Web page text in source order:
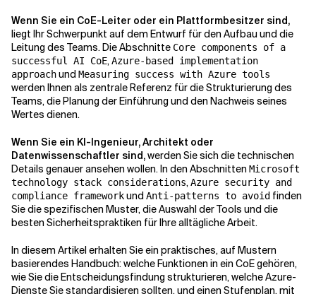
Wenn Sie ein CoE-Leiter oder ein Plattformbesitzer sind,
liegt Ihr Schwerpunkt auf dem Entwurf für den Aufbau und die
Leitung des Teams. Die Abschnitte Core components of a
successful AI CoE,Azure-based implementation
approachund Measuring success with Azure tools
werden Ihnen als zentrale Referenz für die Strukturierung des
Teams, die Planung der Einführung und den Nachweis seines
Wertes dienen.
Wenn Sie ein KI-Ingenieur, Architekt oder
Datenwissenschaftler sind,werden Sie sich die technischen
Details genauer ansehen wollen. In den Abschnitten Microsoft
technology stack considerations,Azure security and
compliance frameworkund Anti-patterns to avoid finden
Sie die spezifischen Muster, die Auswahl der Tools und die
besten Sicherheitspraktiken für Ihre alltägliche Arbeit.
In diesem Artikel erhalten Sie ein praktisches, auf Mustern
basierendes Handbuch: welche Funktionen in ein CoE gehören,
wie Sie die Entscheidungsfindung strukturieren, welche Azure-
Dienste Sie standardisieren sollten, und einen Stufenplan, mit